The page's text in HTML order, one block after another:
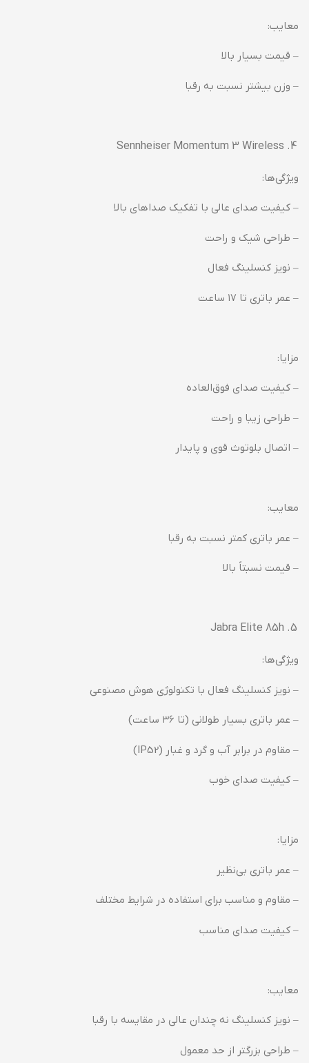
معایب:
– قیمت بسیار بالا
– وزن بیشتر نسبت به رقبا
Sennheiser Momentum 3 Wireless
ویژگی‌ها:
– کیفیت صدای عالی با تفکیک صداهای بالا
– طراحی شیک و راحت
– نویز کنسلینگ فعال
– عمر باتری تا ۱۷ ساعت
مزایا:
– کیفیت صدای فوق‌العاده
– طراحی زیبا و راحت
– اتصال بلوتوث قوی و پایدار
معایب:
– عمر باتری کمتر نسبت به رقبا
– قیمت نسبتاً بالا
Jabra Elite 85h
ویژگی‌ها:
– نویز کنسلینگ فعال با تکنولوژی هوش مصنوعی
– عمر باتری بسیار طولانی (تا ۳۶ ساعت)
– مقاوم در برابر آب و گرد و غبار (IP52)
– کیفیت صدای خوب
مزایا:
– عمر باتری بی‌نظیر
– مقاوم و مناسب برای استفاده در شرایط مختلف
– کیفیت صدای مناسب
معایب:
– نویز کنسلینگ نه چندان عالی در مقایسه با رقبا
– طراحی بزرگتر از حد معمول